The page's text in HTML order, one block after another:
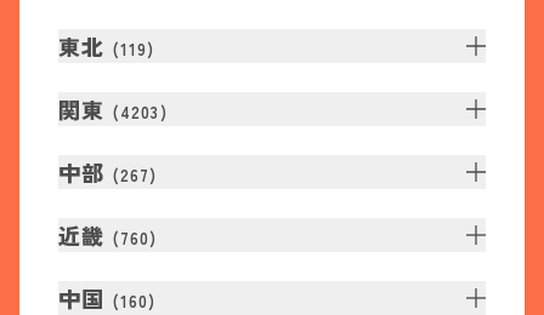
東北 (119)
関東 (4203 )
中部 (267)
近畿 (760)
中国 (160)